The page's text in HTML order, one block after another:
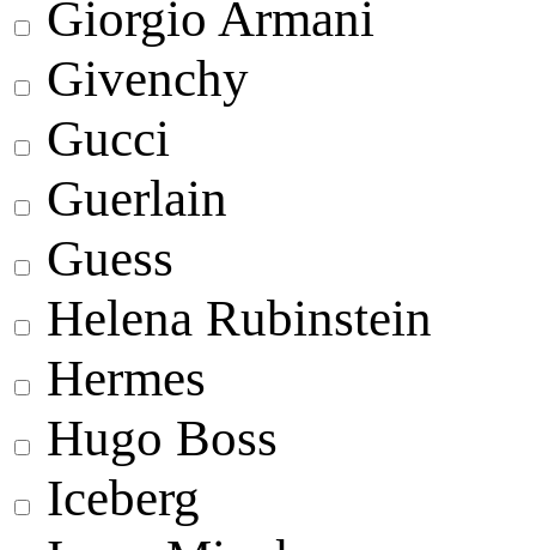
Giorgio Armani
Givenchy
Gucci
Guerlain
Guess
Helena Rubinstein
Hermes
Hugo Boss
Iceberg